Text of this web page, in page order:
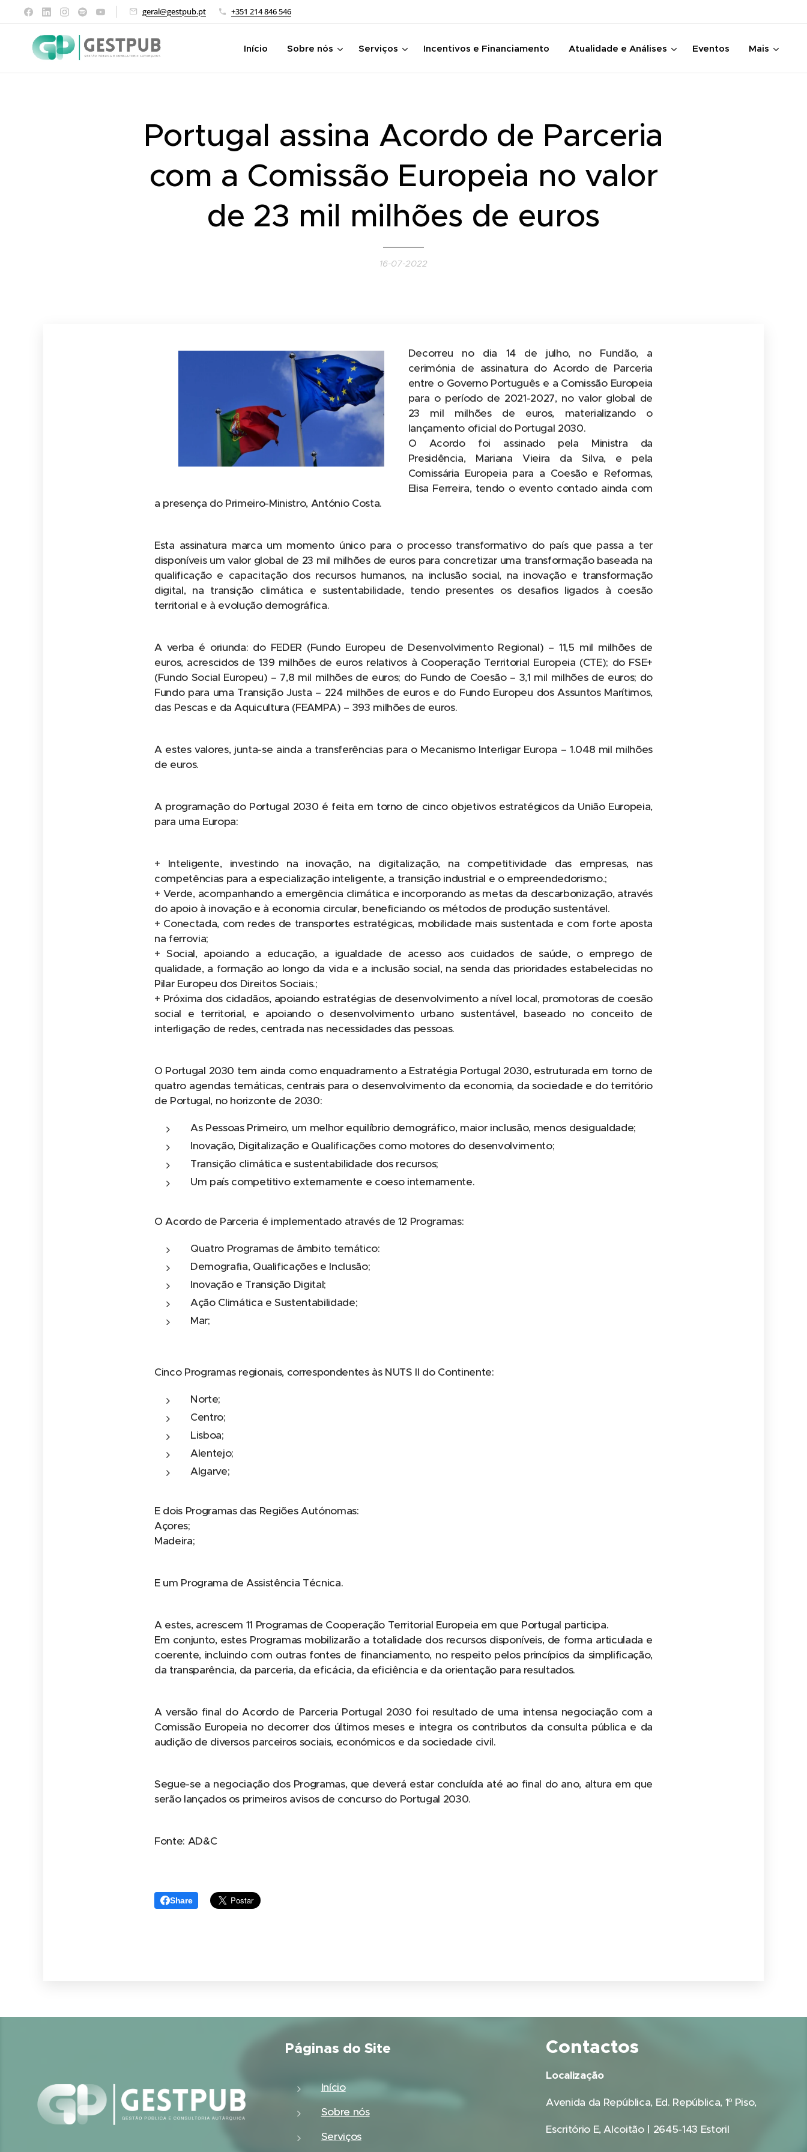
geral@gestpub.pt +351 214 846 546
Início Sobre nós Serviços Incentivos e Financiamento Atualidade e Análises Eventos Mais
Portugal assina Acordo de Parceria
com a Comissão Europeia no valor
de 23 mil milhões de euros
16-07-2022
Decorreu no dia 14 de julho, no Fundão, a
cerimónia de assinatura do Acordo de Parceria
entre o Governo Português e a Comissão Europeia
para o período de 2021-2027, no valor global de
23 mil milhões de euros, materializando o
lançamento oficial do Portugal 2030.
O Acordo foi assinado pela Ministra da
Presidência, Mariana Vieira da Silva, e pela
Comissária Europeia para a Coesão e Reformas,
Elisa Ferreira, tendo o evento contado ainda com
a presença do Primeiro-Ministro, António Costa.
Esta assinatura marca um momento único para o processo transformativo do país que passa a ter
disponíveis um valor global de 23 mil milhões de euros para concretizar uma transformação baseada na
qualificação e capacitação dos recursos humanos, na inclusão social, na inovação e transformação
digital, na transição climática e sustentabilidade, tendo presentes os desafios ligados à coesão
territorial e à evolução demográfica.
A verba é oriunda: do FEDER (Fundo Europeu de Desenvolvimento Regional) – 11,5 mil milhões de
euros, acrescidos de 139 milhões de euros relativos à Cooperação Territorial Europeia (CTE); do FSE+
(Fundo Social Europeu) – 7,8 mil milhões de euros; do Fundo de Coesão – 3,1 mil milhões de euros; do
Fundo para uma Transição Justa – 224 milhões de euros e do Fundo Europeu dos Assuntos Marítimos,
das Pescas e da Aquicultura (FEAMPA) – 393 milhões de euros.
A estes valores, junta-se ainda a transferências para o Mecanismo Interligar Europa – 1.048 mil milhões
de euros.
A programação do Portugal 2030 é feita em torno de cinco objetivos estratégicos da União Europeia,
para uma Europa:
+ Inteligente, investindo na inovação, na digitalização, na competitividade das empresas, nas
competências para a especialização inteligente, a transição industrial e o empreendedorismo.;
+ Verde, acompanhando a emergência climática e incorporando as metas da descarbonização, através
do apoio à inovação e à economia circular, beneficiando os métodos de produção sustentável.
+ Conectada, com redes de transportes estratégicas, mobilidade mais sustentada e com forte aposta
na ferrovia;
+ Social, apoiando a educação, a igualdade de acesso aos cuidados de saúde, o emprego de
qualidade, a formação ao longo da vida e a inclusão social, na senda das prioridades estabelecidas no
Pilar Europeu dos Direitos Sociais.;
+ Próxima dos cidadãos, apoiando estratégias de desenvolvimento a nível local, promotoras de coesão
social e territorial, e apoiando o desenvolvimento urbano sustentável, baseado no conceito de
interligação de redes, centrada nas necessidades das pessoas.
O Portugal 2030 tem ainda como enquadramento a Estratégia Portugal 2030, estruturada em torno de
quatro agendas temáticas, centrais para o desenvolvimento da economia, da sociedade e do território
de Portugal, no horizonte de 2030:
As Pessoas Primeiro, um melhor equilíbrio demográfico, maior inclusão, menos desigualdade;
Inovação, Digitalização e Qualificações como motores do desenvolvimento;
Transição climática e sustentabilidade dos recursos;
Um país competitivo externamente e coeso internamente.
O Acordo de Parceria é implementado através de 12 Programas:
Quatro Programas de âmbito temático:
Demografia, Qualificações e Inclusão;
Inovação e Transição Digital;
Ação Climática e Sustentabilidade;
Mar;
Cinco Programas regionais, correspondentes às NUTS II do Continente:
Norte;
Centro;
Lisboa;
Alentejo;
Algarve;
E dois Programas das Regiões Autónomas:
Açores;
Madeira;
E um Programa de Assistência Técnica.
A estes, acrescem 11 Programas de Cooperação Territorial Europeia em que Portugal participa.
Em conjunto, estes Programas mobilizarão a totalidade dos recursos disponíveis, de forma articulada e
coerente, incluindo com outras fontes de financiamento, no respeito pelos princípios da simplificação,
da transparência, da parceria, da eficácia, da eficiência e da orientação para resultados.
A versão final do Acordo de Parceria Portugal 2030 foi resultado de uma intensa negociação com a
Comissão Europeia no decorrer dos últimos meses e integra os contributos da consulta pública e da
audição de diversos parceiros sociais, económicos e da sociedade civil.
Segue-se a negociação dos Programas, que deverá estar concluída até ao final do ano, altura em que
serão lançados os primeiros avisos de concurso do Portugal 2030.
Fonte: AD&C
Share
Páginas do Site
Início
Sobre nós
Serviços
Contactos
Localização
Avenida da República, Ed. República, 1º Piso,
Escritório E, Alcoitão | 2645-143 Estoril